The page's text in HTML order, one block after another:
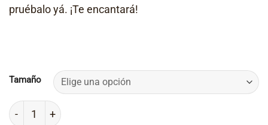
pruébalo yá. ¡Te encantará!
Tamaño
Pizza Pollo cantidad